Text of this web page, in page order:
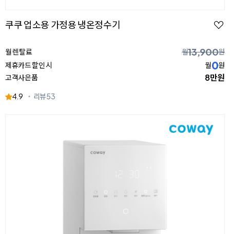
쿠쿠 업소용 가정용 냉온정수기
월 렌탈료 월13,900원
제휴카드 할인 시
월0원
고객사은품
8만원
4.9 리뷰53